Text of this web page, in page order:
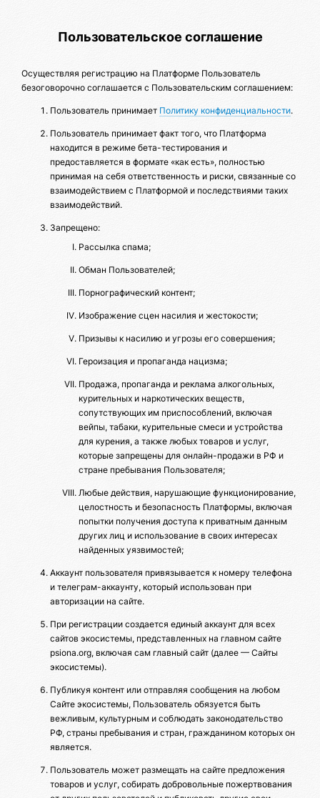
Пользовательское соглашение
Осуществляя регистрацию на Платформе Пользователь
безоговорочно соглашается с Пользовательским соглашением:
Пользователь принимает Политику конфиденциальности.
Пользователь принимает факт того, что Платформа
находится в режиме бета-тестирования и
предоставляется в формате «как есть», полностью
принимая на себя ответственность и риски, связанные со
взаимодействием с Платформой и последствиями таких
взаимодействий.
Запрещено:
Рассылка спама;
Обман Пользователей;
Порнографический контент;
Изображение сцен насилия и жестокости;
Призывы к насилию и угрозы его совершения;
Героизация и пропаганда нацизма;
Продажа, пропаганда и реклама алкогольных,
курительных и наркотических веществ,
сопутствующих им приспособлений, включая
вейпы, табаки, курительные смеси и устройства
для курения, а также любых товаров и услуг,
которые запрещены для онлайн-продажи в РФ и
стране пребывания Пользователя;
Любые действия, нарушающие функционирование,
целостность и безопасность Платформы, включая
попытки получения доступа к приватным данным
других лиц и использование в своих интересах
найденных уязвимостей;
Аккаунт пользователя привязывается к номеру телефона
и телеграм-аккаунту, который использован при
авторизации на сайте.
При регистрации создается единый аккаунт для всех
сайтов экосистемы, представленных на главном сайте
psiona.org, включая сам главный сайт (далее — Сайты
экосистемы).
Публикуя контент или отправляя сообщения на любом
Сайте экосистемы, Пользователь обязуется быть
вежливым, культурным и соблюдать законодательство
РФ, страны пребывания и стран, гражданином которых он
является.
Пользователь может размещать на сайте предложения
товаров и услуг, собирать добровольные пожертвования